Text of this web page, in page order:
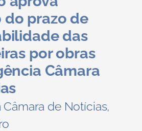
prazo de
das
por obras
Câmara
de Notícias,